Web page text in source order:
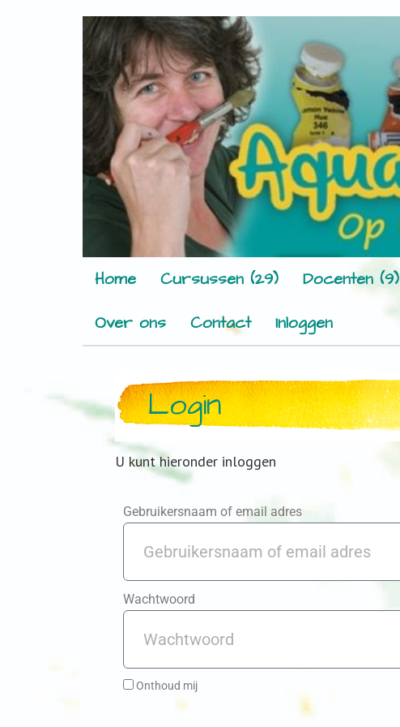
Home Cursussen (29) Docenten (9)
Over ons
Contact Inloggen
Login
U kunt hieronder inloggen
Gebruikersnaam of email adres
Wachtwoord
Onthoud mij